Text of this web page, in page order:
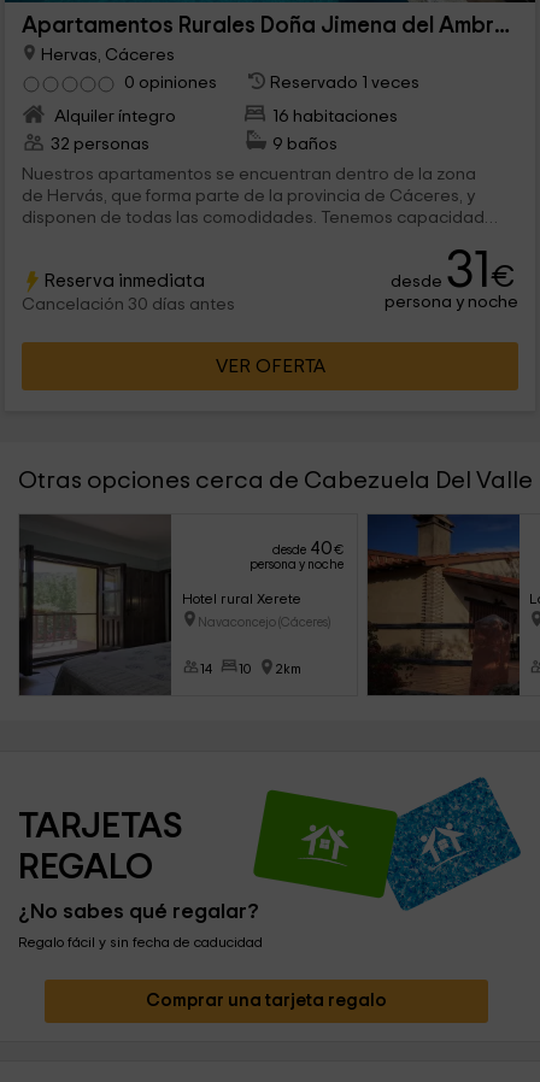
Apartamentos Rurales Doña Jimena del Ambroz
Hervas, Cáceres
0 opiniones
Reservado 1 veces
Alquiler íntegro
16 habitaciones
32 personas
9 baños
Nuestros apartamentos se encuentran dentro de la zona
de Hervás, que forma parte de la provincia de Cáceres, y
disponen de todas las comodidades. Tenemos capacidad
mejores instalaciones tanto privadas, como comunes, como es
el caso de la piscina.
Reserva inmediata
Cancelación 30 días antes
desde 31€
persona y noche
VER OFERTA
Otras opciones cerca de Cabezuela Del Valle
desde 40€
persona y noche
Hotel rural Xerete
Navaconcejo (Cáceres)
14 10 2km
TARJETAS
REGALO
¿No sabes qué regalar?
Regalo fácil y sin fecha de caducidad
Comprar una tarjeta regalo